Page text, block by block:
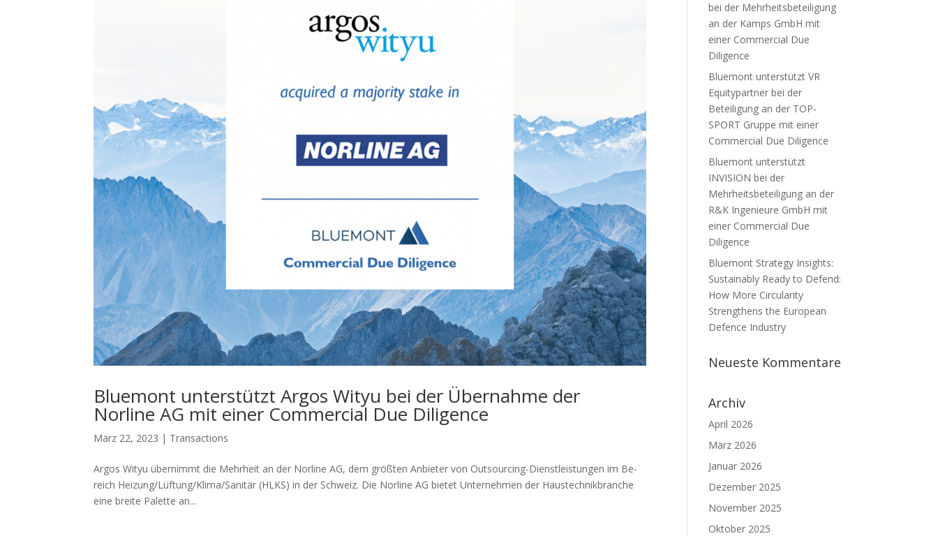
Bluemont unterstützt Argos Wityu bei der Übernahme der
Norline AG mit einer Commercial Due Diligence
März 22, 2023 | Transactions
Argos Wityu übernimmt die Mehrheit an der Norline AG, dem größten An­bie­ter von Out­sour­cing-Dienst­leis­tun­gen im Be­
reich Hei­zung/Lüftung/Klima/Sa­nitär (HLKS) in der Schweiz. Die Norline AG bietet Unternehmen der Haustechnikbranche
eine breite Palette an...
bei der Mehrheitsbeteiligung
an der Kamps GmbH mit
einer Commercial Due
Diligence
Bluemont unterstützt VR
Equitypartner bei der
Beteiligung an der TOP-
SPORT Gruppe mit einer
Commercial Due Diligence
Bluemont unterstützt
INVISION bei der
Mehrheitsbeteiligung an der
R&K Ingenieure GmbH mit
einer Commercial Due
Diligence
Bluemont Strategy Insights:
Sustainably Ready to Defend:
How More Circularity
Strengthens the European
Defence Industry
Neueste Kommentare
Archiv
April 2026
März 2026
Januar 2026
Dezember 2025
November 2025
Oktober 2025